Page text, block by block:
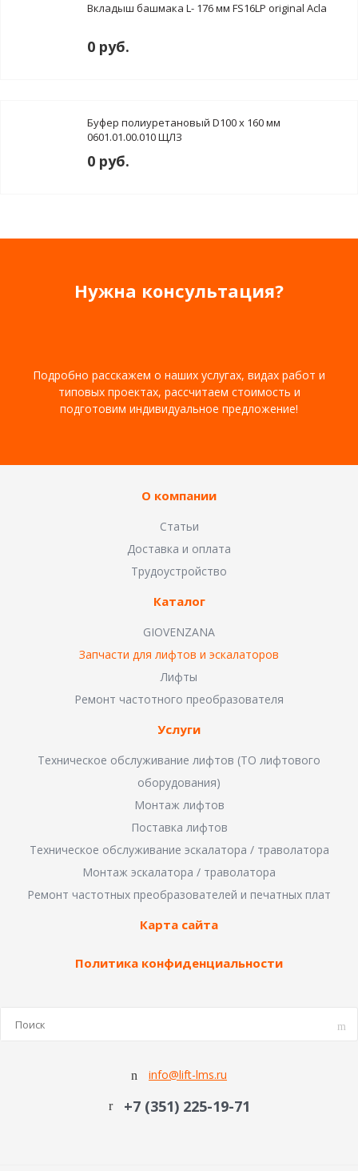
Вкладыш башмака L- 176 мм FS16LP original Acla
0 руб.
Буфер полиуретановый D100 х 160 мм
0601.01.00.010 ЩЛЗ
0 руб.
Нужна консультация?
Подробно расскажем о наших услугах, видах работ и
типовых проектах, рассчитаем стоимость и
подготовим индивидуальное предложение!
О компании
Статьи
Доставка и оплата
Трудоустройство
Каталог
GIOVENZANA
Запчасти для лифтов и эскалаторов
Лифты
Ремонт частотного преобразователя
Услуги
Техническое обслуживание лифтов (ТО лифтового
оборудования)
Монтаж лифтов
Поставка лифтов
Техническое обслуживание эскалатора / траволатора
Монтаж эскалатора / траволатора
Ремонт частотных преобразователей и печатных плат
Карта сайта
Политика конфиденциальности
info@lift-lms.ru
+7 (351) 225-19-71